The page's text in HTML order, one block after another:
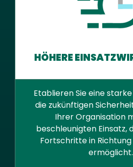
HÖHERE
Etablieren Sie eine
die zukünftigen
Ihrer Organisation
beschleunigten Einsatz,
Fortschritte in Richtung
ermöglicht.